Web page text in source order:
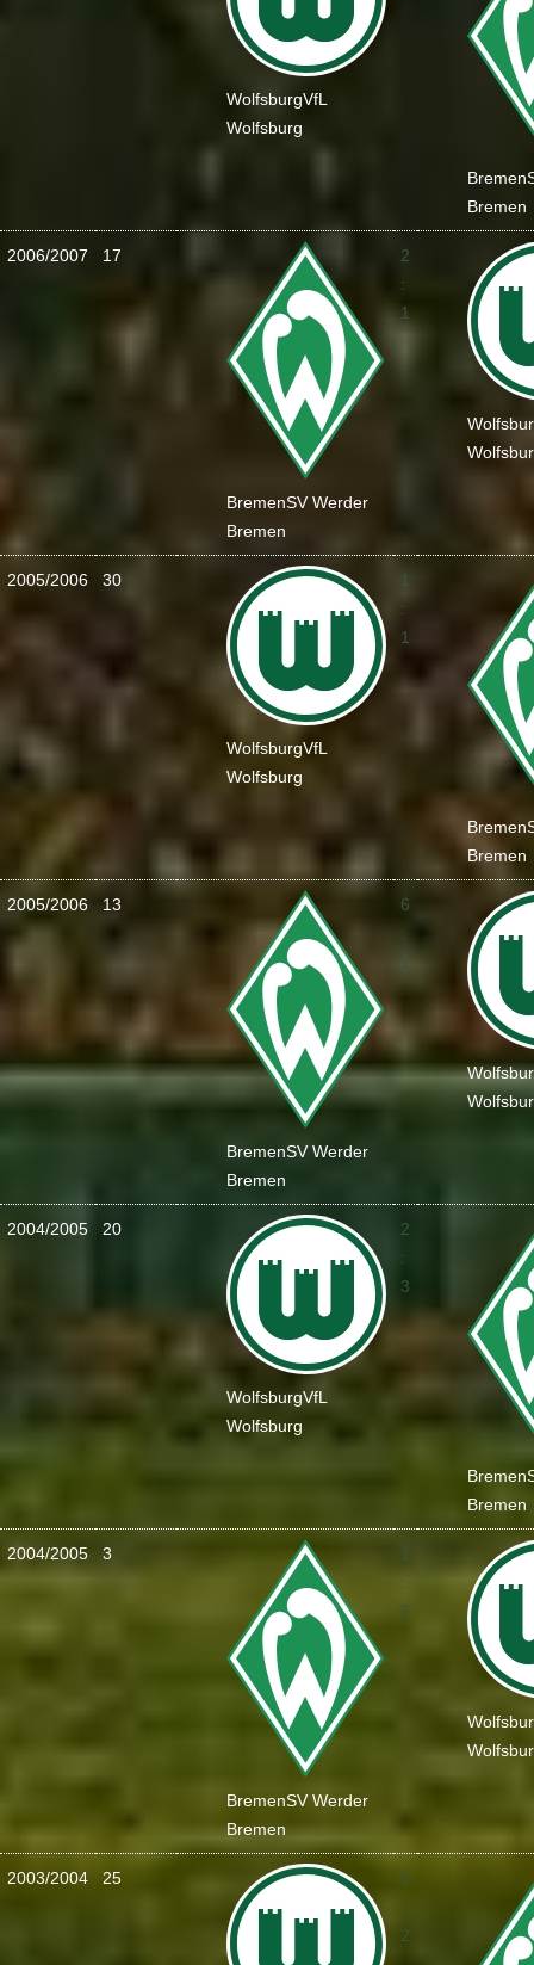
WolfsburgVfL
Wolfsburg
Bremen
Bremen
2006/2007 17
BremenSV Werder
Bremen
2
:
1
2005/2006 30
WolfsburgVfL
Wolfsburg
1
:
1
Bremen
Bremen
2005/2006 13
BremenSV Werder
Bremen
6
:
1
2004/2005 20
WolfsburgVfL
Wolfsburg
2
:
3
Bremen
Bremen
2004/2005 3
BremenSV Werder
Bremen
1
:
2
2003/2004 25
0
:
2